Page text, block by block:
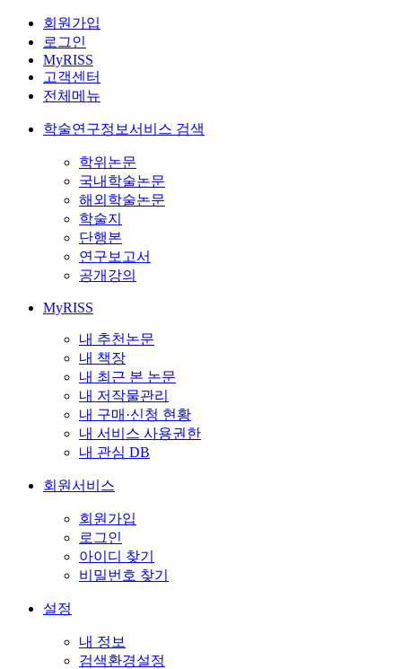
회원가입
로그인
MyRISS
고객센터
전체메뉴
학술연구정보서비스 검색
학위논문
국내학술논문
해외학술논문
학술지
단행본
연구보고서
공개강의
MyRISS
내 추천논문
내 책장
내 최근 본 논문
내 저작물관리
내 구매·신청 현황
내 서비스 사용권한
내 관심 DB
회원서비스
회원가입
로그인
아이디 찾기
비밀번호 찾기
설정
내 정보
검색환경설정